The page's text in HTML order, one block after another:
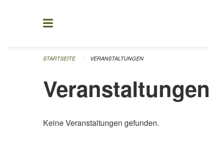
STARTSEITE VERANSTALTUNGEN
Veranstaltungen
Keine Veranstaltungen gefunden.